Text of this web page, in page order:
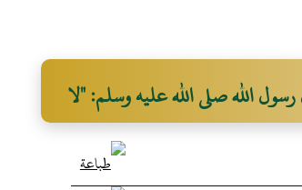
قال رسول الله صلى الله عليه وسلم: "لا
ولام مفتوحة وقاف يقال غلق
المرتهن بسبب عجزه عن أداء ما